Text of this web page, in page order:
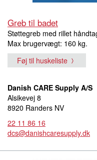
Greb til badet
Støttegreb med rillet
Max brugervægt: 160 kg.
Føj til huskeliste
Danish CARE Supply A/S
Alsikevej 8
8920 Randers NV
22 11 86 16
dcs@danishcaresupply.dk